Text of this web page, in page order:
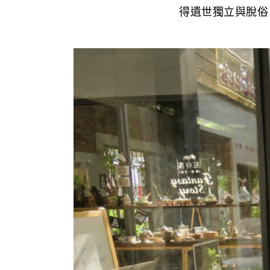
得遺世獨立與脫